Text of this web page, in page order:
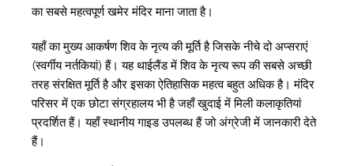
का सबसे महत्वपूर्ण खमेर मंदिर माना जाता है।
यहाँ का मुख्य आकर्षण शिव के नृत्य की मूर्ति है जिसके नीचे दो अप्सराएं
(स्वर्गीय नर्तकियां) हैं। यह थाईलैंड में शिव के नृत्य रूप की सबसे अच्छी
तरह संरक्षित मूर्ति है और इसका ऐतिहासिक महत्व बहुत अधिक है। मंदिर
परिसर में एक छोटा संग्रहालय भी है जहाँ खुदाई में मिली कलाकृतियां
प्रदर्शित हैं। यहाँ स्थानीय गाइड उपलब्ध हैं जो अंग्रेजी में जानकारी देते
हैं।